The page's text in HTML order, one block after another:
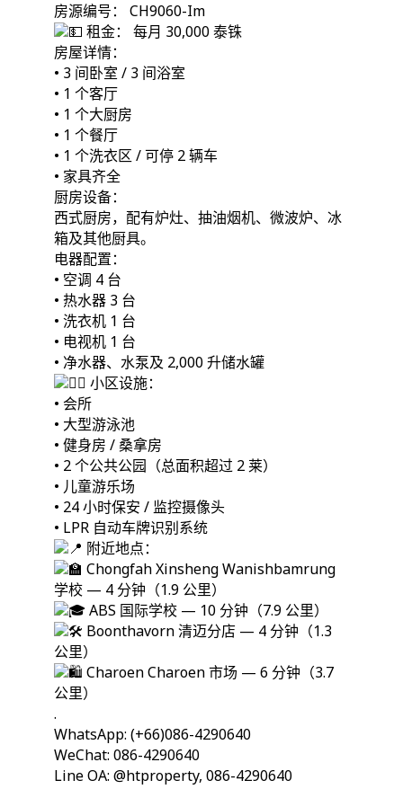
房源编号： CH9060-Im
租金： 每月 30,000 泰铢
房屋详情：
• 3 间卧室 / 3 间浴室
• 1 个客厅
• 1 个大厨房
• 1 个餐厅
• 1 个洗衣区 / 可停 2 辆车
• 家具齐全
厨房设备：
西式厨房，配有炉灶、抽油烟机、微波炉、冰
箱及其他厨具。
电器配置：
• 空调 4 台
• 热水器 3 台
• 洗衣机 1 台
• 电视机 1 台
• 净水器、水泵及 2,000 升储水罐
小区设施：
• 会所
• 大型游泳池
• 健身房 / 桑拿房
• 2 个公共公园（总面积超过 2 莱）
• 儿童游乐场
• 24 小时保安 / 监控摄像头
• LPR 自动车牌识别系统
附近地点：
Chongfah Xinsheng Wanishbamrung
学校 — 4 分钟（1.9 公里）
ABS 国际学校 — 10 分钟（7.9 公里）
Boonthavorn 清迈分店 — 4 分钟（1.3
公里）
Charoen Charoen 市场 — 6 分钟（3.7
公里）
.
WhatsApp: (+66)086-4290640
WeChat: 086-4290640
Line OA: @htproperty, 086-4290640